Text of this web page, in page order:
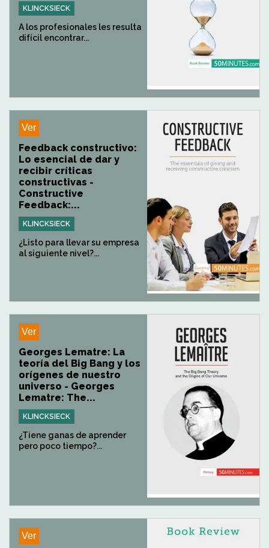
KLINCKSIECK
A los profesionales les resulta
difícil encontrar...
Ver
Feedback constructivo:
Lo esencial de dar y
recibir críticas
constructivas -
Constructive
Feedback:...
KLINCKSIECK
¿Listo para llevar su empresa
al siguiente nivel?...
Ver
Georges Lematre: La
teoría del Big Bang y los
orígenes de nuestro
universo - Georges
Lematre: The...
KLINCKSIECK
¿Tiene ganas de aprender
pero poco tiempo?...
Ver